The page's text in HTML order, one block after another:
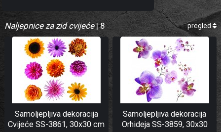
Naljepnice za zid cvijeće| 8 pregled
Samoljepljiva dekoracija
Cvijeće SS-3861, 30x30 cm
Samoljepljiva dekoracija
Orhideja SS-3859, 30x30